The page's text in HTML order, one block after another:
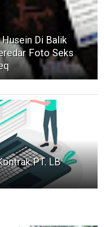
Di Balik
Foto Seks
PT. LB